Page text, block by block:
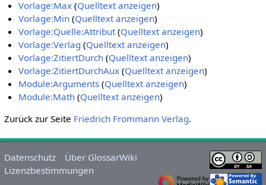
Vorlage:Max (Quelltext anzeigen)
Vorlage:Min (Quelltext anzeigen)
Vorlage:Quelle:Attribut(Quelltext anzeigen)
Vorlage:Verlag (Quelltext anzeigen)
Vorlage:ZitiertDurch (Quelltext anzeigen)
Vorlage:ZitiertDurchAux (Quelltext anzeigen)
Module:Arguments (Quelltext anzeigen)
Module:Math (Quelltext anzeigen)
Zurück zur Seite Friedrich Frommann Verlag.
Datenschutz
Über GlossarWiki
Lizenzbestimmungen